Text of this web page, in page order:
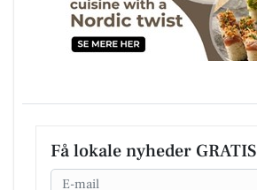
Få lokale nyheder GRATIS
Email